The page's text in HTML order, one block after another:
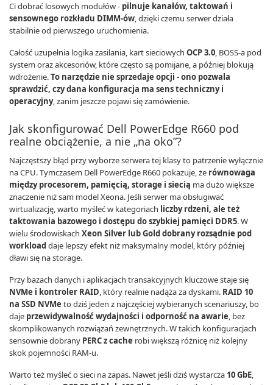
Ci dobrać losowych modułów - pilnuje kanałów, taktowań i
sensownego rozkładu DIMM-ów, dzięki czemu serwer działa
stabilnie od pierwszego uruchomienia.
Całość uzupełnia logika zasilania, kart sieciowych OCP 3.0, BOSS-a pod
system oraz akcesoriów, które często są pomijane, a później blokują
wdrożenie.To narzędzie nie sprzedaje opcji - ono pozwala
sprawdzić, czy dana konfiguracja ma sens techniczny i
operacyjny, zanim jeszcze pojawi się zamówienie.
Jak skonfigurować Dell PowerEdge R660 pod
realne obciążenie, a nie „na oko”?
Najczęstszy błąd przy wyborze serwera tej klasy to patrzenie wyłącznie
na CPU. Tymczasem Dell PowerEdge R660 pokazuje, że równowaga
między procesorem, pamięcią, storage i siecią ma dużo większe
znaczenie niż sam model Xeona. Jeśli serwer ma obsługiwać
wirtualizację, warto myśleć w kategoriach liczby rdzeni, ale też
taktowania bazowego i dostępu do szybkiej pamięci DDR5. W
wielu środowiskach Xeon Silver lub Gold dobrany rozsądnie pod
workloaddaje lepszy efekt niż maksymalny model, który później
dławi się na storage.
Przy bazach danych i aplikacjach transakcyjnych kluczowe staje się
NVMe i kontroler RAID, który realnie nadąża za dyskami. RAID 10
na SSD NVMe to dziś jeden z najczęściej wybieranych scenariuszy, bo
daje przewidywalność wydajności i odporność na awarie, bez
skomplikowanych rozwiązań zewnętrznych. W takich konfiguracjach
sensownie dobrany PERC z cache robi większą różnicę niż kolejny
skok pojemności RAM-u.
Warto też myśleć o sieci na zapas. Nawet jeśli dziś wystarcza 10 GbE,